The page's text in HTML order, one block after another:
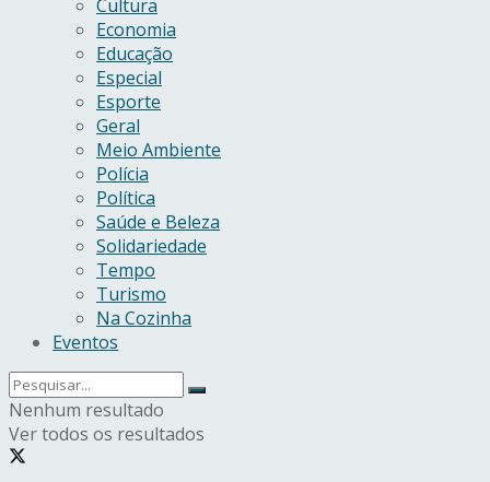
Cultura
Economia
Educação
Especial
Esporte
Geral
Meio Ambiente
Polícia
Política
Saúde e Beleza
Solidariedade
Tempo
Turismo
Na Cozinha
Eventos
Nenhum resultado
Ver todos os resultados